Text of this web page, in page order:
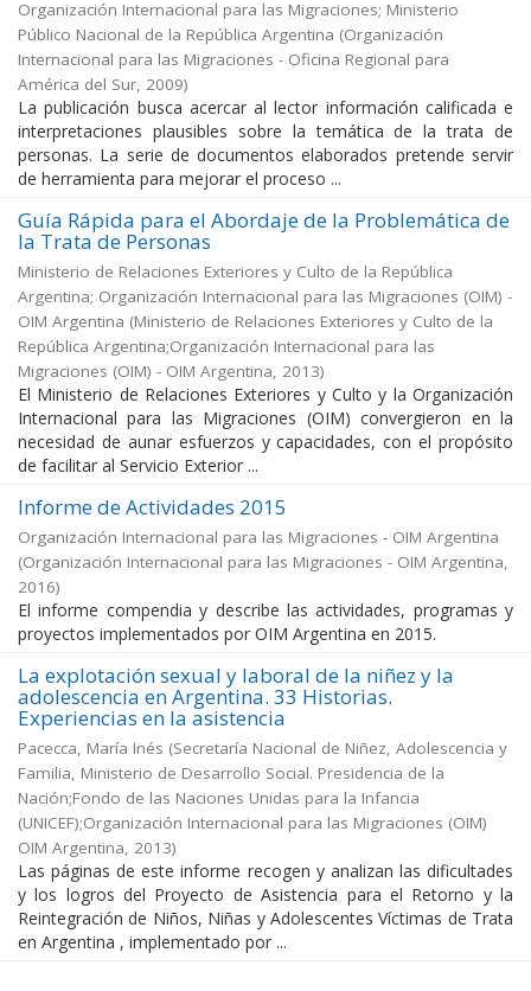
Organización Internacional para las Migraciones; Ministerio
Público Nacional de la República Argentina (Organización
Internacional para las Migraciones - Oficina Regional para
América del Sur, 2009)
La publicación busca acercar al lector información calificada e
interpretaciones plausibles sobre la temática de la trata de
personas. La serie de documentos elaborados pretende servir
de herramienta para mejorar el proceso ...
Guía Rápida para el Abordaje de la Problemática de
la Trata de Personas
Ministerio de Relaciones Exteriores y Culto de la República
Argentina; Organización Internacional para las Migraciones (OIM) -
OIM Argentina (Ministerio de Relaciones Exteriores y Culto de la
República Argentina;Organización Internacional para las
Migraciones (OIM) - OIM Argentina, 2013)
El Ministerio de Relaciones Exteriores y Culto y la Organización
Internacional para las Migraciones (OIM) convergieron en la
necesidad de aunar esfuerzos y capacidades, con el propósito
de facilitar al Servicio Exterior ...
Informe de Actividades 2015
Organización Internacional para las Migraciones - OIM Argentina
(Organización Internacional para las Migraciones - OIM Argentina,
2016)
El informe compendia y describe las actividades, programas y
proyectos implementados por OIM Argentina en 2015.
La explotación sexual y laboral de la niñez y la
adolescencia en Argentina. 33 Historias.
Experiencias en la asistencia
Pacecca, María Inés (Secretaría Nacional de Niñez, Adolescencia y
Familia, Ministerio de Desarrollo Social. Presidencia de la
Nación;Fondo de las Naciones Unidas para la Infancia
(UNICEF);Organización Internacional para las Migraciones (OIM)
OIM Argentina, 2013)
Las páginas de este informe recogen y analizan las dificultades
y los logros del Proyecto de Asistencia para el Retorno y la
Reintegración de Niños, Niñas y Adolescentes Víctimas de Trata
en Argentina , implementado por ...